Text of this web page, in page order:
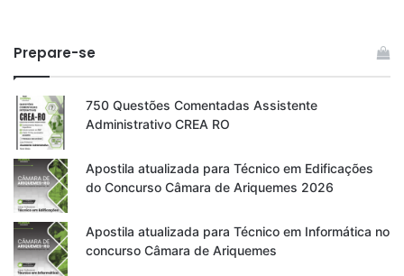
Prepare-se
750 Questões Comentadas Assistente
Administrativo CREA RO
Apostila atualizada para Técnico em Edificações
do Concurso Câmara de Ariquemes 2026
Apostila atualizada para Técnico em Informática no
concurso Câmara de Ariquemes